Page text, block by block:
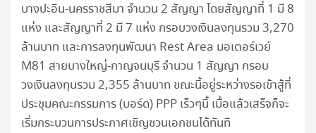
บางปะอิน-นครราชสีมา จำนวน 2 สัญญา โดยสัญญาที่ 1 มี 8
แห่ง และสัญญาที่ 2 มี 7 แห่ง กรอบวงเงินลงทุนรวม 3,270
ล้านบาท และการลงทุนพัฒนา Rest Area มอเตอร์เวย์
M81 สายบางใหญ่-กาญจนบุรี จำนวน 1 สัญญา กรอบ
วงเงินลงทุนรวม 2,355 ล้านบาท ขณะนี้อยู่ระหว่างรอเข้าสู้ที่
ประชุมคณะกรรมการ (บอร์ด) PPP เร็วๆนี้ เมื่อแล้วเสร็จก็จะ
เริ่มกระบวนการประกาศเชิญชวนเอกชนได้ทันที